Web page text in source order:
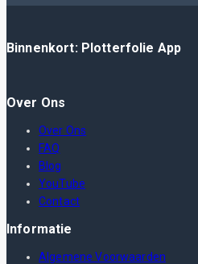
Binnenkort: Plotterfolie App
Over Ons
Over Ons
FAQ
Blog
YouTube
Contact
Informatie
Algemene Voorwaarden